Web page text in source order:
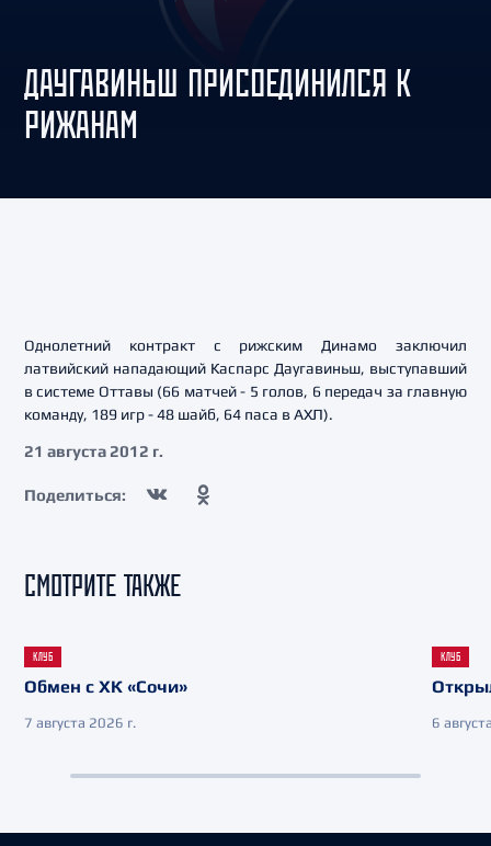
ДАУГАВИНЬШ ПРИСОЕДИНИЛСЯ К
РИЖАНАМ
Однолетний контракт с рижским Динамо заключил
латвийский нападающий Каспарс Даугавиньш, выступавший
в системе Оттавы (66 матчей - 5 голов, 6 передач за главную
команду, 189 игр - 48 шайб, 64 паса в АХЛ).
21 августа 2012 г.
Поделиться:
СМОТРИТЕ ТАКЖЕ
КЛУБ
Обмен с ХК «Сочи»
7 августа 2026 г.
КЛУБ
6